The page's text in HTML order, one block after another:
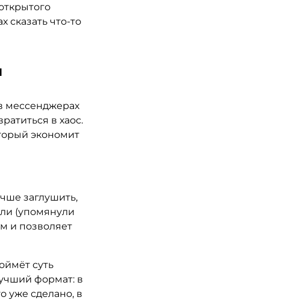
что-то
мессенджерах
в хаос.
экономит
заглушить,
(упомянули
и позволяет
суть
формат: в
уже сделано, в